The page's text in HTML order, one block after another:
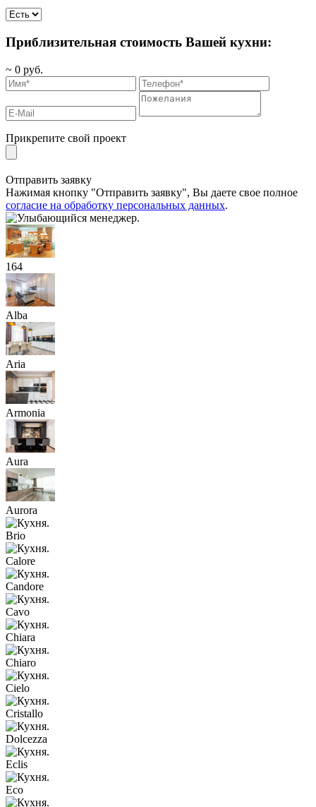
Приблизительная стоимость Вашей кухни:
~ 0 руб.
Прикрепите свой проект
Отправить заявку
Нажимая кнопку "Отправить заявку", Вы даете свое полное
согласие на обработку персональных данных.
164
Alba
Aria
Armonia
Aura
Aurora
Brio
Calore
Candore
Cavo
Chiara
Chiaro
Cielo
Cristallo
Dolcezza
Eclis
Eco